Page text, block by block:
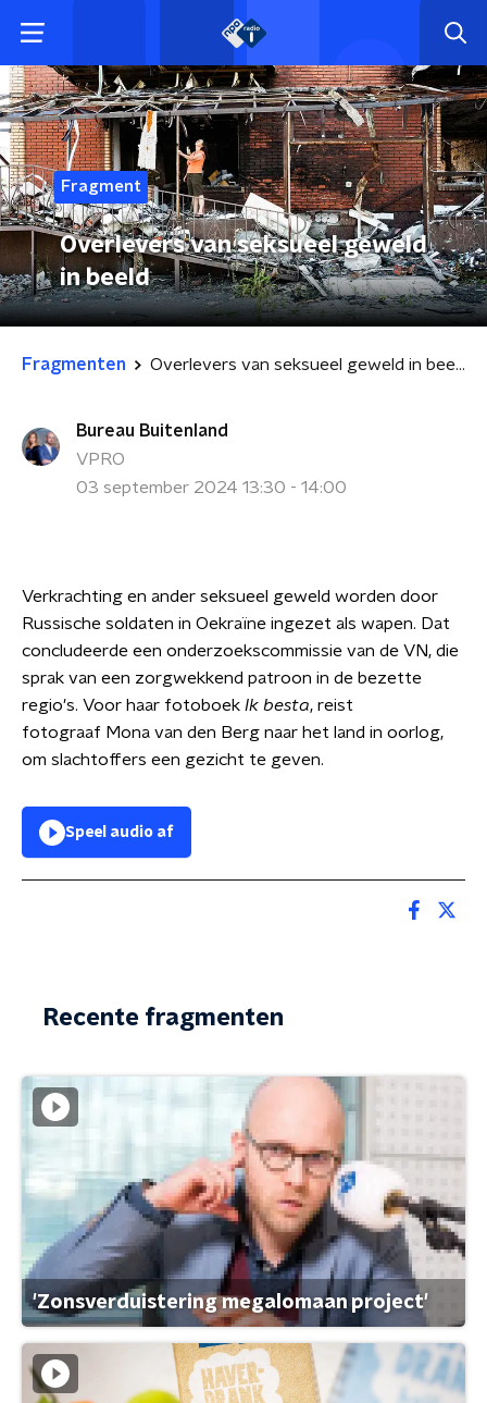
Fragment
Overlevers van seksueel geweld
in beeld
Fragmenten Overlevers van seksueel geweld in beeld
Bureau Buitenland
VPRO
03 september 2024 13:30 - 14:00
Verkrachting en ander seksueel geweld worden door
Russische soldaten in Oekraïne ingezet als wapen. Dat
concludeerde een onderzoekscommissie van de VN, die
sprak van een zorgwekkend patroon in de bezette
regio's. Voor haar fotoboek Ik besta, reist
fotograaf Mona van den Berg naar het land in oorlog,
om slachtoffers een gezicht te geven.
Speel audio af
Recente fragmenten
'Zonsverduistering megalomaan project'